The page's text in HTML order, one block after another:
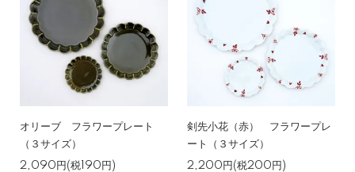
オリーブ フラワープレート
（３サイズ）
2,090円(税190円)
剣先小花（赤） フラワープレ
ート（３サイズ）
2,200円(税200円)